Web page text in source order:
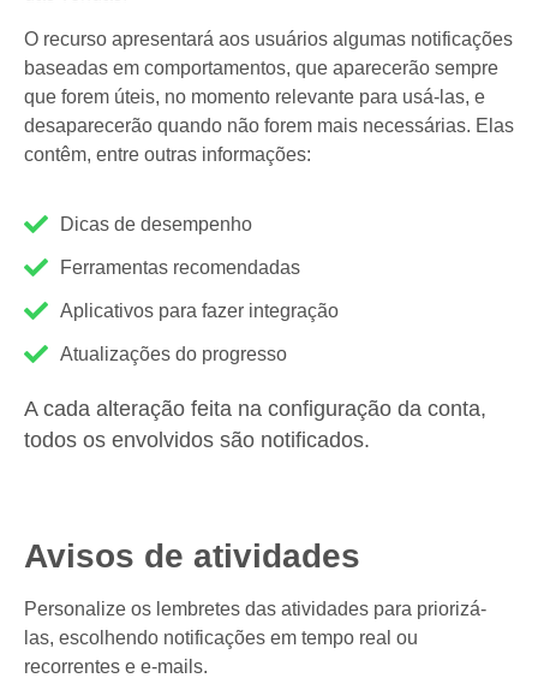
O recurso apresentará aos usuários algumas notificações
baseadas em comportamentos, que aparecerão sempre
que forem úteis, no momento relevante para usá-las, e
desaparecerão quando não forem mais necessárias. Elas
contêm, entre outras informações:
Dicas de desempenho
Ferramentas recomendadas
Aplicativos para fazer integração
Atualizações do progresso
A cada alteração feita na configuração da conta,
todos os envolvidos são notificados.
Avisos de atividades
Personalize os lembretes das atividades para priorizá-
las, escolhendo notificações em tempo real ou
recorrentes e e-mails.